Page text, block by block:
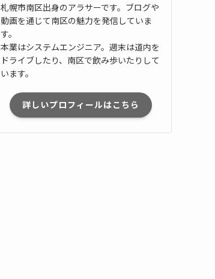
札幌市南区出身のアラサーです。ブログや
動画を通じて南区の魅力を発信していま
す。
本業はシステムエンジニア。週末は道内を
ドライブしたり、南区で飲み歩いたりして
います。
詳しいプロフィールはこちら